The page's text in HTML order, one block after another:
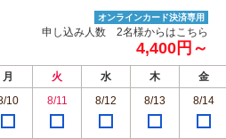
オンラインカード決済専用
申し込み人数 2名様からはこちら
4,400円～
月 火 水 木
金
10 8/11 8/12 8/13 8/14